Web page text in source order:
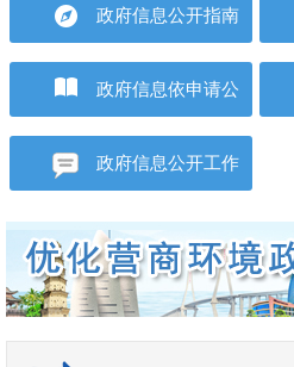
政府信息公开指南
政府信息依申请公
政府信息公开工作
年度报告